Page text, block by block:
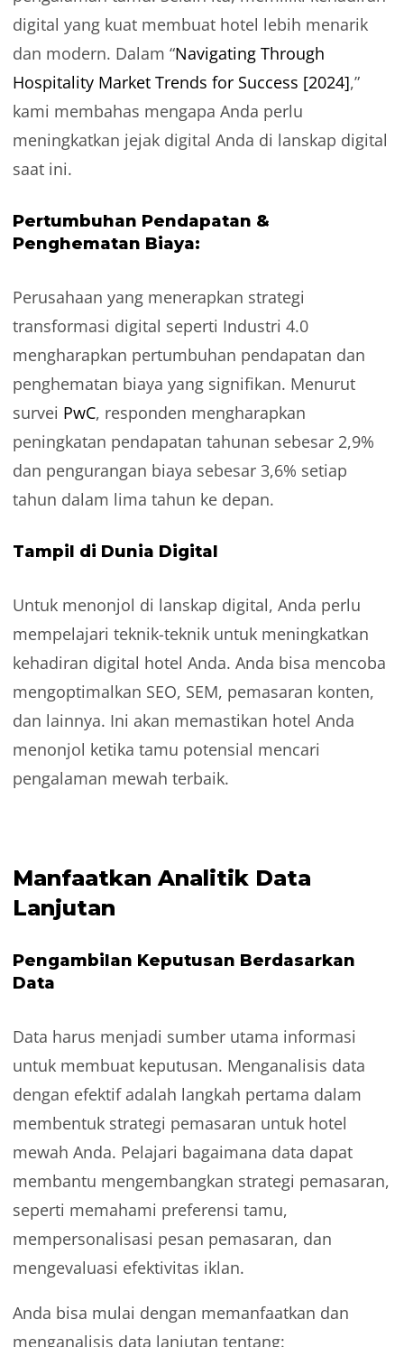
digital yang kuat membuat hotel lebih menarik
dan modern. Dalam “Navigating Through
Hospitality Market Trends for Success [2024],”
kami membahas mengapa Anda perlu
meningkatkan jejak digital Anda di lanskap digital
saat ini.
Pertumbuhan Pendapatan &
Penghematan Biaya:
Perusahaan yang menerapkan strategi
transformasi digital seperti Industri 4.0
mengharapkan pertumbuhan pendapatan dan
penghematan biaya yang signifikan. Menurut
survei PwC, responden mengharapkan
peningkatan pendapatan tahunan sebesar 2,9%
dan pengurangan biaya sebesar 3,6% setiap
tahun dalam lima tahun ke depan.
Tampil di Dunia Digital
Untuk menonjol di lanskap digital, Anda perlu
mempelajari teknik-teknik untuk meningkatkan
kehadiran digital hotel Anda. Anda bisa mencoba
mengoptimalkan SEO, SEM, pemasaran konten,
dan lainnya. Ini akan memastikan hotel Anda
menonjol ketika tamu potensial mencari
pengalaman mewah terbaik.
Manfaatkan Analitik Data
Lanjutan
Pengambilan Keputusan Berdasarkan
Data
Data harus menjadi sumber utama informasi
untuk membuat keputusan. Menganalisis data
dengan efektif adalah langkah pertama dalam
membentuk strategi pemasaran untuk hotel
mewah Anda. Pelajari bagaimana data dapat
membantu mengembangkan strategi pemasaran,
seperti memahami preferensi tamu,
mempersonalisasi pesan pemasaran, dan
mengevaluasi efektivitas iklan.
Anda bisa mulai dengan memanfaatkan dan
menganalisis data lanjutan tentang: